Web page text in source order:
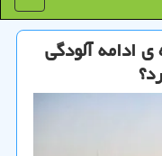
ی ادامه آلودگی